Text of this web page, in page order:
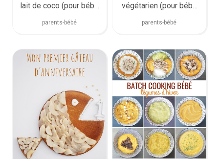
lait de coco (pour bébé
et toute la famille)
parents-bébé
végétarien (pour bébé
et toute la famille)
parents-bébé